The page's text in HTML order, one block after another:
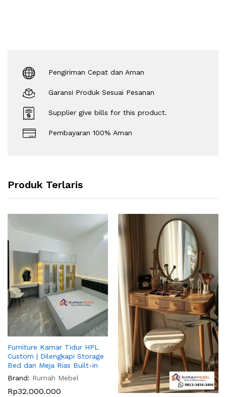
Pengiriman Cepat dan Aman
Garansi Produk Sesuai Pesanan
Supplier give bills for this product.
Pembayaran 100% Aman
Produk Terlaris
Furniture Kamar Tidur HPL
Custom | Dilengkapi Storage
Bed dan Meja Rias Built-in
Brand: Rumah Mebel
Rp32.000.000